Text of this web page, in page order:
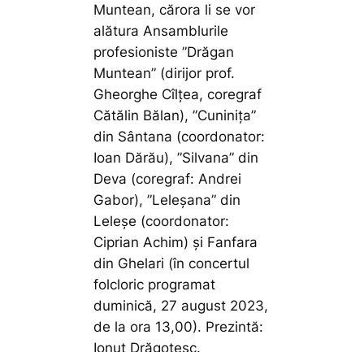
Muntean, cărora li se vor
alătura Ansamblurile
profesioniste ”Drăgan
Muntean” (dirijor prof.
Gheorghe Cîlțea, coregraf
Cătălin Bălan), ”Cuninița”
din Sântana (coordonator:
Ioan Dărău), ”Silvana” din
Deva (coregraf: Andrei
Gabor), ”Leleșana” din
Leleșe (coordonator:
Ciprian Achim) și Fanfara
din Ghelari (în concertul
folcloric programat
duminică, 27 august 2023,
de la ora 13,00). Prezintă:
Ionuț Drăgotesc.